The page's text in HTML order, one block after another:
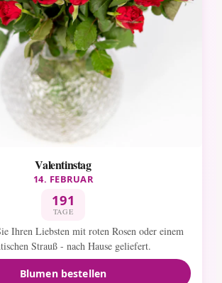
Valentinstag
14. FEBRUAR
191
TAGE
Ihren Liebsten mit roten Rosen oder einem
Strauß - nach Hause geliefert.
Blumen bestellen